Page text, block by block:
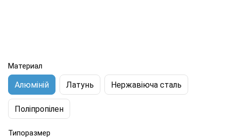
Материал
Алюміній Латунь Нержавіюча сталь
Поліпропілен
Типоразмер